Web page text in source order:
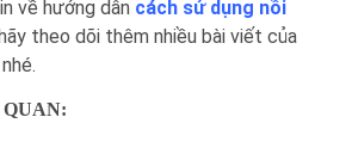
về hướng dẫn cách sử dụng nồi
hãy theo dõi thêm nhiều bài viết của